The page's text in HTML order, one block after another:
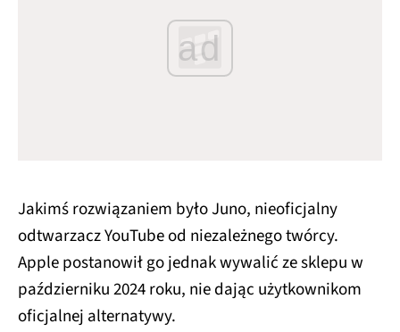
ad
Jakimś rozwiązaniem było Juno, nieoficjalny
odtwarzacz YouTube od niezależnego twórcy.
Apple postanowił go jednak wywalić ze sklepu w
październiku 2024 roku, nie dając użytkownikom
oficjalnej alternatywy.